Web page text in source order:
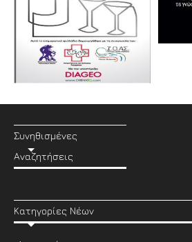
Συνηθισμένες
Αναζητήσεις
Κατηγορίες Νέων